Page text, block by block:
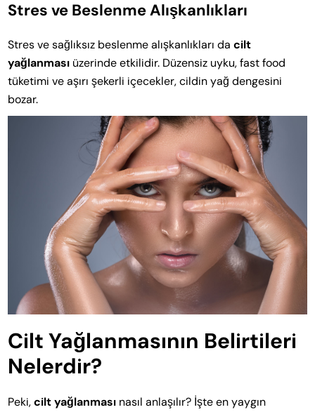
Stres ve Beslenme Alışkanlıkları
Stres ve sağlıksız beslenme alışkanlıkları dacilt
yağlanması üzerinde etkilidir. Düzensiz uyku, fast food
tüketimi ve aşırı şekerli içecekler, cildin yağ dengesini
bozar.
Cilt Yağlanmasının Belirtileri
Nelerdir?
Peki,cilt yağlanması nasıl anlaşılır? İşte en yaygın